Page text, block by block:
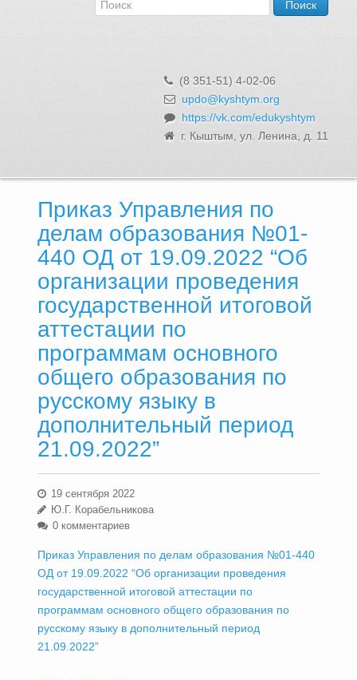
(8 351-51) 4-02-06
updo@kyshtym.org
https://vk.com/edukyshtym
г. Кыштым, ул. Ленина, д. 11
Об Управлении
Муниципальная служба и вакансии
Информационные системы, реестры и банки данных
Закупки для муниципальных нужд
Использование бюджетных средств
Приказ Управления по
делам образования №01-
440 ОД от 19.09.2022 “Об
организации проведения
государственной итоговой
аттестации по
программам основного
общего образования по
русскому языку в
дополнительный период
21.09.2022”
19 сентября 2022
Ю.Г. Корабельникова
0 комментариев
Приказ Управления по делам образования №01-440
ОД от 19.09.2022 “Об организации проведения
государственной итоговой аттестации по
программам основного общего образования по
русскому языку в дополнительный период
21.09.2022”